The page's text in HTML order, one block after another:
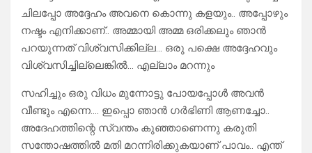
ചിലപ്പോ അദ്ദേഹം അവനെ കൊന്നു കളയും.. അപ്പോഴും
നഷ്ടം എനിക്കാണ്.. അമ്മായി അമ്മ ഒരിക്കലും ഞാൻ
പറയുന്നത് വിശ്വസിക്കില്ല… ഒരു പക്ഷെ അദ്ദേഹവും
വിശ്വസിച്ചില്ലെങ്കിൽ… എല്ലാം മറന്നും
സഹിച്ചും ഒരു വിധം മുന്നോട്ടു പോയപ്പോൾ അവൻ
വീണ്ടും എന്നെ…. ഇപ്പൊ ഞാൻ ഗർഭിണി ആണച്ചോ..
അദേഹത്തിന്റെ സ്വന്തം കുഞ്ഞാണെന്നു കരുതി
സന്തോഷത്തിൽ മതി മറന്നിരിക്കുകയാണ് പാവം.. എന്ത്